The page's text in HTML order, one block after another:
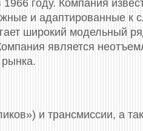
году. Компания
и адаптированные к
широкий модельный
является
и трансмиссии, а